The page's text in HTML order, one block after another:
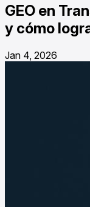
GEO en
y cómo
Jan 4, 2026